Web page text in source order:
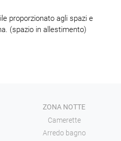
proporzionato agli spazi e
(spazio in allestimento)
ZONA NOTTE
Camerette
Arredo bagno